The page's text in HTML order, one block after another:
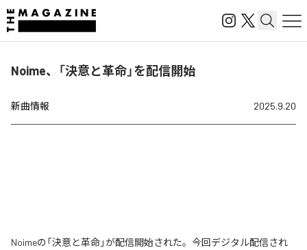
Noime、「決意と革命」を配信開始
新曲情報 2025.9.20
Noimeの「決意と革命」が配信開始された。今回デジタル配信され